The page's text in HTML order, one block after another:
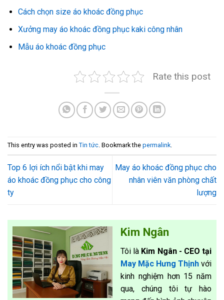
Cách chọn size áo khoác đồng phục
Xưởng may áo khoác đồng phục kaki công nhân
Mẫu áo khoác đồng phục
Rate this post
This entry was posted in Tin tức. Bookmark the permalink.
Top 6 lợi ích nổi bật khi may
áo khoác đồng phục cho công
ty
May áo khoác đồng phục cho
nhân viên văn phòng chất
lượng
Kim Ngân
Tôi là Kim Ngân - CEO tại
May Mặc Hưng Thịnh với
kinh nghiệm hơn 15 năm
qua, chúng tôi tự hào